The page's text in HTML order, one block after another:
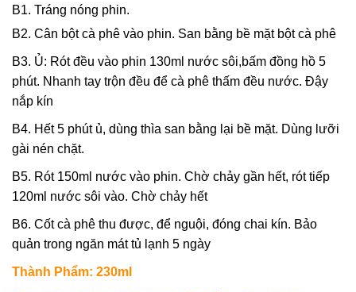
B1. Tráng nóng phin.
B2. Cân bột cà phê vào phin. San bằng bề mặt bột cà phê
B3. Ủ: Rót đều vào phin 130ml nước sôi,bấm đồng hồ 5
phút. Nhanh tay trộn đều để cà phê thấm đều nước. Đậy
nắp kín
B4. Hết 5 phút ủ, dùng thìa san bằng lại bề mặt. Dùng lưỡi
gài nén chặt.
B5. Rót 150ml nước vào phin. Chờ chảy gần hết, rót tiếp
120ml nước sôi vào. Chờ chảy hết
B6. Cốt cà phê thu được, để nguội, đóng chai kín. Bảo
quản trong ngăn mát tủ lạnh 5 ngày
Thành Phẩm: 230ml